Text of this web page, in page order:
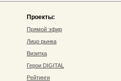
Проекты:
Прямой эфир
Лицо рынка
Визитка
Герои DIGITAL
Рейтинги